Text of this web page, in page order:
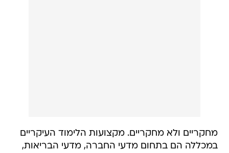
מחקריים ולא מחקריים. מקצועות הלימוד העיקריים
במכללה הם בתחום מדעי החברה, מדעי הבריאות,